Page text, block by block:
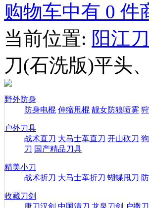
购物车中有 0 件
当前位置: 阳江
刀(石洗版)平头
野外防身
防身电棍 伸缩甩棍 靓女防狼喷雾
户外刀具
战术直刀 大马士革直刀 开山砍刀
刀 国产精品刀具
精美小刀
战术折刀 大马士革折刀 蝴蝶甩刀
收藏刀剑
唐刀汉剑 中国清刀 龙泉刀剑 户撒刀